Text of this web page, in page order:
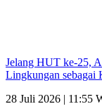
Jelang HUT ke-25,
Lingkungan sebagai
28 Juli 2026 | 11:55